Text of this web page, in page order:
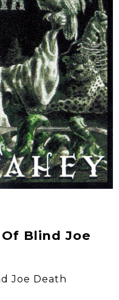
Blind Joe
Joe Death